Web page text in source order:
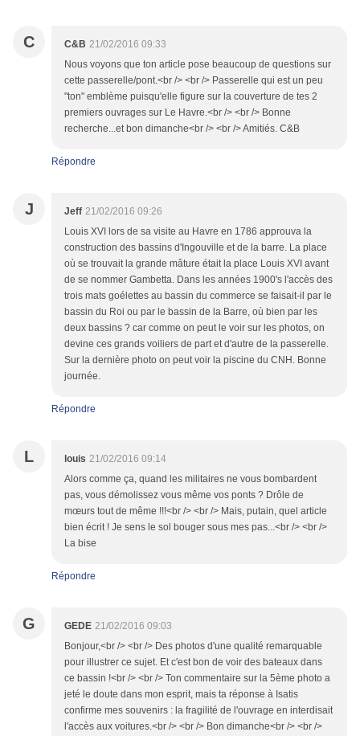
C C&B 21/02/2016 09:33
Nous voyons que ton article pose beaucoup de questions sur
cette passerelle/pont.<br /> <br /> Passerelle qui est un peu
"ton" emblème puisqu'elle figure sur la couverture de tes 2
premiers ouvrages sur Le Havre.<br /> <br /> Bonne
recherche...et bon dimanche<br /> <br /> Amitiés. C&B
Répondre
J Jeff 21/02/2016 09:26
Louis XVI lors de sa visite au Havre en 1786 approuva la
construction des bassins d'Ingouville et de la barre. La place
où se trouvait la grande mâture était la place Louis XVI avant
de se nommer Gambetta. Dans les années 1900's l'accès des
trois mats goélettes au bassin du commerce se faisait-il par le
bassin du Roi ou par le bassin de la Barre, où bien par les
deux bassins ? car comme on peut le voir sur les photos, on
devine ces grands voiliers de part et d'autre de la passerelle.
Sur la dernière photo on peut voir la piscine du CNH. Bonne
journée.
Répondre
L louis 21/02/2016 09:14
Alors comme ça, quand les militaires ne vous bombardent
pas, vous démolissez vous même vos ponts ? Drôle de
mœurs tout de même !!!<br /> <br /> Mais, putain, quel article
bien écrit ! Je sens le sol bouger sous mes pas...<br /> <br />
La bise
Répondre
G GEDE 21/02/2016 09:03
Bonjour,<br /> <br /> Des photos d'une qualité remarquable
pour illustrer ce sujet. Et c'est bon de voir des bateaux dans
ce bassin !<br /> <br /> Ton commentaire sur la 5ème photo a
jeté le doute dans mon esprit, mais ta réponse à Isatis
confirme mes souvenirs : la fragilité de l'ouvrage en interdisait
l'accès aux voitures.<br /> <br /> Bon dimanche<br /> <br />